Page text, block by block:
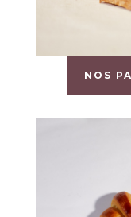
NOS